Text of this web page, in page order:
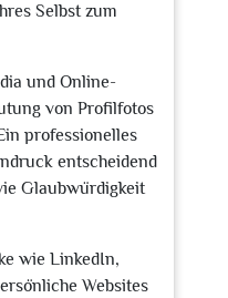
Selbst zum
und Online-
von Profilfotos
professionelles
entscheidend
Glaubwürdigkeit
wie LinkedIn,
Websites